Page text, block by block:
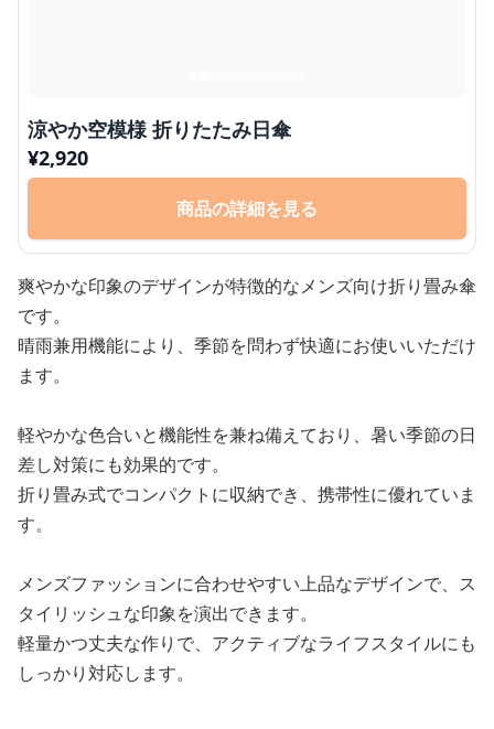
涼やか空模様 折りたたみ日傘
¥2,920
商品の詳細を見る
爽やかな印象のデザインが特徴的なメンズ向け折り畳み傘
です。
晴雨兼用機能により、季節を問わず快適にお使いいただけ
ます。
軽やかな色合いと機能性を兼ね備えており、暑い季節の日
差し対策にも効果的です。
折り畳み式でコンパクトに収納でき、携帯性に優れていま
す。
メンズファッションに合わせやすい上品なデザインで、ス
タイリッシュな印象を演出できます。
軽量かつ丈夫な作りで、アクティブなライフスタイルにも
しっかり対応します。